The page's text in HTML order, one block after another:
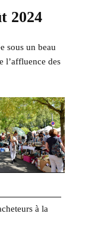
2024
sous un beau
l’affluence des
à la